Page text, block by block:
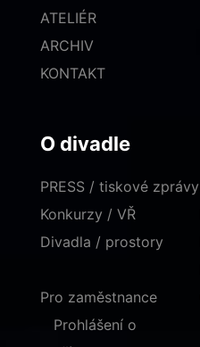
ATELIÉR
ARCHIV
KONTAKT
O divadle
PRESS / tiskové zprávy
Konkurzy / VŘ
Divadla / prostory
Pro zaměstnance
Prohlášení o